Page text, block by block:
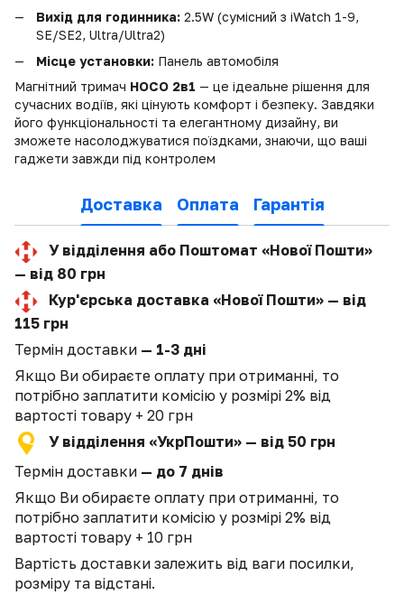
Вихід для годинника: 2.5W (сумісний з iWatch 1-9,
SE/SE2, Ultra/Ultra2)
Місце установки: Панель автомобіля
Магнітний тримач HOCO 2в1 — це ідеальне рішення для
сучасних водіїв, які цінують комфорт і безпеку. Завдяки
його функціональності та елегантному дизайну, ви
зможете насолоджуватися поїздками, знаючи, що ваші
гаджети завжди під контролем
Доставка Оплата Гарантія
У відділення або Поштомат «Нової Пошти»
— від 80 грн
Кур'єрська доставка «Нової Пошти» — від
115 грн
Термін доставки — 1-3 дні
Якщо Ви обираєте оплату при отриманні, то
потрібно заплатити комісію у розмірі 2% від
вартості товару + 20 грн
У відділення «УкрПошти» — від 50 грн
Термін доставки — до 7 днів
Якщо Ви обираєте оплату при отриманні, то
потрібно заплатити комісію у розмірі 2% від
вартості товару + 10 грн
Вартість доставки залежить від ваги посилки,
розміру та відстані.